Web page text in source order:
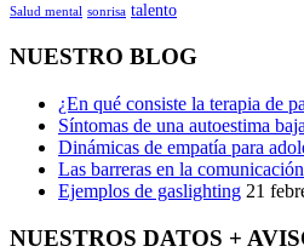
Salud mental sonrisa talento
NUESTRO BLOG
¿En qué consiste la terapia de
Síntomas de una autoestima baja
Dinámicas de empatía para
Las barreras en la comunicación
Ejemplos de gaslighting 21
NUESTROS DATOS +